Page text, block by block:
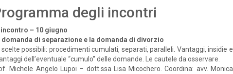
degli incontri
incontro – 10 giugno
domanda di separazione e la domanda di divorzio
scelte possibili: procedimenti cumulati, separati, paralleli. Vantaggi, insidie e
dell’eventuale “cumulo” delle domande. Le cautele da osservare.
Michele Angelo Lupoi – dott.ssa Lisa Micochero. Coordina: avv. Monica